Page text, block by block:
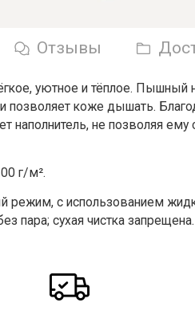
Отзывы
уютное и тёплое. Пышный
коже дышать.
наполнитель, не позволяя
г/м².
режим, с использованием
пара; сухая чистка запрещена.